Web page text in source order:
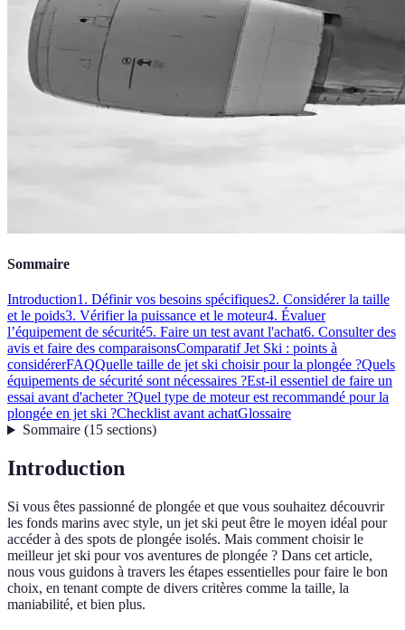
Sommaire
Introduction1. Définir vos besoins spécifiques2. Considérer la taille
et le poids3. Vérifier la puissance et le moteur4. Évaluer
l’équipement de sécurité5. Faire un test avant l'achat6. Consulter des
avis et faire des comparaisonsComparatif Jet Ski : points à
considérerFAQQuelle taille de jet ski choisir pour la plongée ?Quels
équipements de sécurité sont nécessaires ?Est-il essentiel de faire un
essai avant d'acheter ?Quel type de moteur est recommandé pour la
plongée en jet ski ?Checklist avant achatGlossaire
Sommaire(15 sections)
Introduction
Si vous êtes passionné de plongée et que vous souhaitez découvrir
les fonds marins avec style, un jet ski peut être le moyen idéal pour
accéder à des spots de plongée isolés. Mais comment choisir le
meilleur jet ski pour vos aventures de plongée ? Dans cet article,
nous vous guidons à travers les étapes essentielles pour faire le bon
choix, en tenant compte de divers critères comme la taille, la
maniabilité, et bien plus.